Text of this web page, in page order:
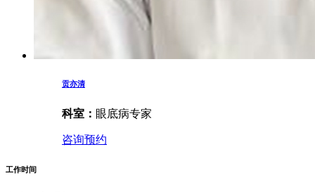
贡亦清
科室： 眼底病专家
咨询预约
工作时间